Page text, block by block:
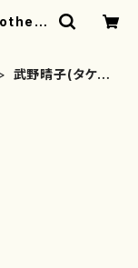
武野晴子(タケノ